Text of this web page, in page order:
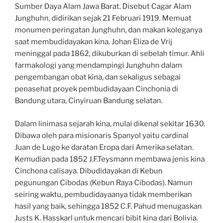
Sumber Daya Alam Jawa Barat. Disebut Cagar Alam
Junghuhn, didirikan sejak 21 Februari 1919. Memuat
monumen peringatan Junghuhn, dan makan koleganya
saat membudidayakan kina. Johan Eliza de Vrij
meninggal pada 1862, dikuburkan di sebelah timur. Ahli
farmakologi yang mendampingi Junghuhn dalam
pengembangan obat kina, dan sekaligus sebagai
penasehat proyek pembudidayaan Cinchonia di
Bandung utara, Cinyiruan Bandung selatan.
Dalam linimasa sejarah kina, mulai dikenal sekitar 1630.
Dibawa oleh para misionaris Spanyol yaitu cardinal
Juan de Lugo ke daratan Eropa dari Amerika selatan.
Kemudian pada 1852 J.F.Teysmann membawa jenis kina
Cinchona calisaya. Dibudidayakan di Kebun
pegunungan Cibodas (Kebun Raya Cibodas). Namun
seiring waktu, pembudidayaanya tidak memberikan
hasil yang baik, sehingga 1852 C.F. Pahud menugaskan
Justs K. Hasskarl untuk mencari bibit kina dari Bolivia.